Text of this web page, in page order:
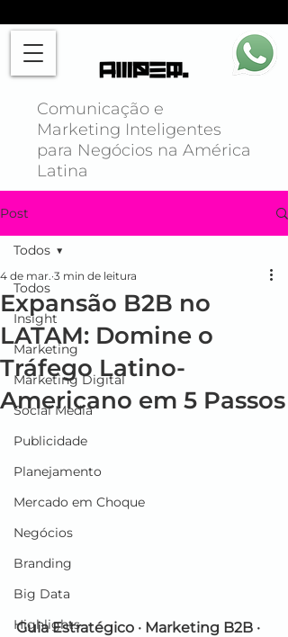
Comunicação e
Marketing Inteligentes
para Negócios na América
Latina
Post
Todos
Insight
Marketing
Marketing Digital
Social Media
Publicidade
Planejamento
Mercado em Choque
Negócios
Branding
Big Data
Highlights
Todos
Expansão B2B no
LATAM: Domine o
Tráfego Latino-
Americano em 5 Passos
4 de mar. 3 min de leitura
Guia Estratégico · Marketing B2B ·